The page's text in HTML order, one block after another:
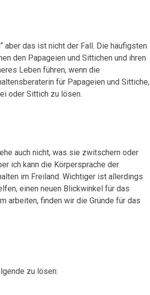
aber das ist nicht der Fall. Die häufigsten
den Papageien und Sittichen und ihren
Leben führen, wenn die
für Papageien und Sittiche,
oder Sittich zu lösen.
auch nicht, was sie zwitschern oder
ich kann die Körpersprache der
im Freiland. Wichtiger ist allerdings
einen neuen Blickwinkel für das
arbeiten, finden wir die Gründe für das
zu lösen: